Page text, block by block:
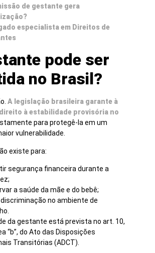
de gestante gera
especialista em Direitos de
pode ser
no Brasil?
A legislação brasileira garante à
à estabilidade provisória no
para protegê-la em um
vulnerabilidade.
existe para:
segurança financeira durante a
a saúde da mãe e do bebê;
discriminação no ambiente de
da gestante está prevista no art. 10,
“b”, do Ato das Disposições
Transitórias (ADCT).